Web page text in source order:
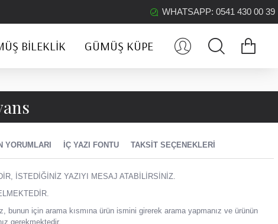
WHATSAPP: 0541 430 00 39
BILEKLIK GÜMÜŞ KÜPE
YORUMLARI İÇ YAZI FONTU TAKSIT SEÇENEKLERI
İSTEDİĞİNİZ YAZIYI MESAJ ATABİLİRSİNİZ.
bunun için arama kısmına ürün ismini girerek arama yapmanız ve ürünün
gerekmektedir.